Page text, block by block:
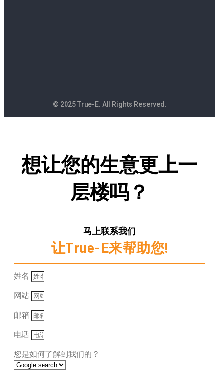
© 2025 True-E. All Rights Reserved.
想让您的生意更上一
层楼吗？
马上联系我们
让True-E来帮助您!
姓名
网站
邮箱
电话
您是如何了解到我们的？